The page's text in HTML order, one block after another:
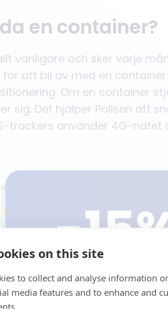
on this site
to collect and analyse information
media features and to enhance and
en container?
vanligare och sker varje
att bli av med en
Om en container
sig. Det hjälper Polisen att
trackers använder 4G-nätet